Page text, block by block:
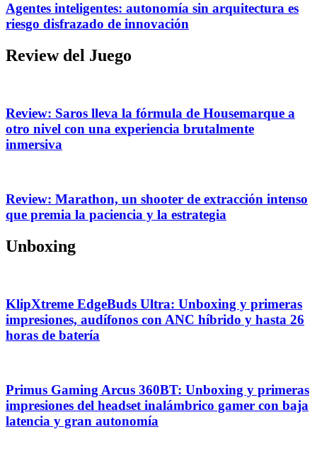
Agentes inteligentes: autonomía sin arquitectura es
riesgo disfrazado de innovación
Review del Juego
Review: Saros lleva la fórmula de Housemarque a
otro nivel con una experiencia brutalmente
inmersiva
Review: Marathon, un shooter de extracción intenso
que premia la paciencia y la estrategia
Unboxing
KlipXtreme EdgeBuds Ultra: Unboxing y primeras
impresiones, audífonos con ANC híbrido y hasta 26
horas de batería
Primus Gaming Arcus 360BT: Unboxing y primeras
impresiones del headset inalámbrico gamer con baja
latencia y gran autonomía